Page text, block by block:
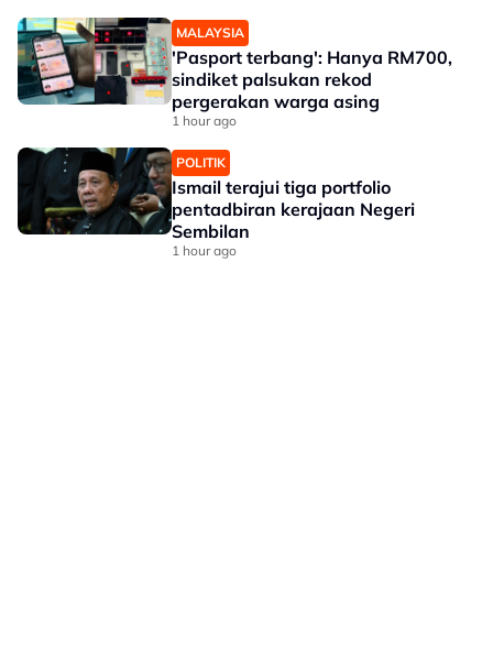
MALAYSIA
'Pasport terbang': Hanya RM700,
sindiket palsukan rekod
pergerakan warga asing
1 hour ago
POLITIK
Ismail terajui tiga portfolio
pentadbiran kerajaan Negeri
Sembilan
1 hour ago